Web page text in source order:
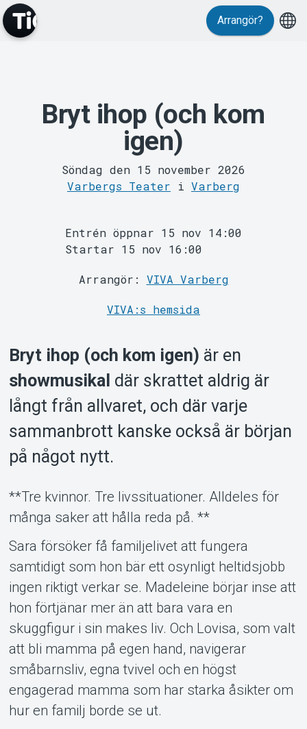
MyTickster
Support
Om Tickster
Arrangör?
Bryt ihop (och kom
igen)
Söndag den 15 november 2026
Varbergs Teater i Varberg
Entrén öppnar 15 nov 14:00
Startar 15 nov 16:00
Arrangör: VIVA Varberg
VIVA:s hemsida
Bryt ihop (och kom igen) är en
showmusikal där skrattet aldrig är
långt från allvaret, och där varje
sammanbrott kanske också är början
på något nytt.
**Tre kvinnor. Tre livssituationer. Alldeles för
många saker att hålla reda på. **
Sara försöker få familjelivet att fungera
samtidigt som hon bär ett osynligt heltidsjobb
ingen riktigt verkar se. Madeleine börjar inse att
hon förtjänar mer än att bara vara en
skuggfigur i sin makes liv. Och Lovisa, som valt
att bli mamma på egen hand, navigerar
småbarnsliv, egna tvivel och en högst
engagerad mamma som har starka åsikter om
hur en familj borde se ut.